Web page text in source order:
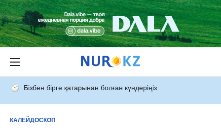
Бізбен бірге қатарынан болған күндеріңіз
КАЛЕЙДОСКОП